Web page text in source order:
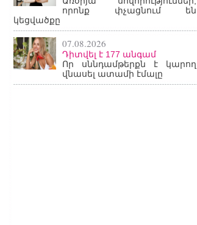
որոնք փչացնում են
կեցվածքը
07.08.2026
Դիտվել է 177 անգամ
Որ սննդամթերքն է կարող
վնասել ատամի էմալը